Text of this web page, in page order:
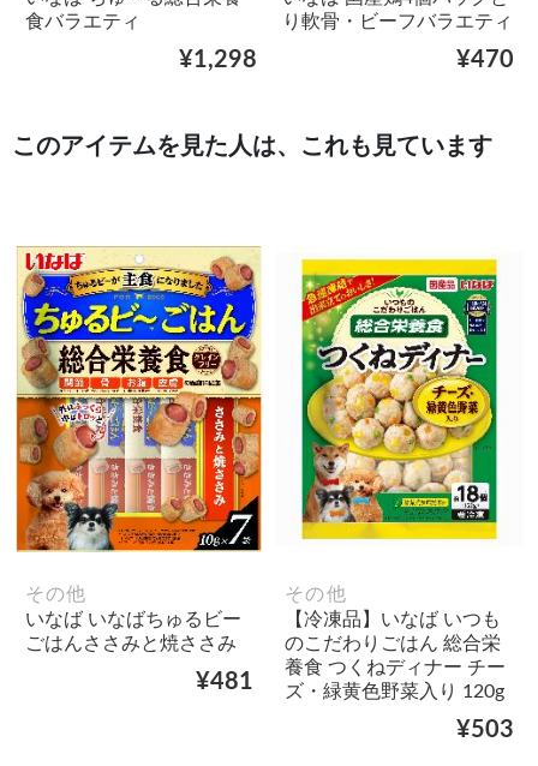
食バラエティ
¥1,298
り軟骨・ビーフバラエティ
¥470
このアイテムを見た人は、これも見ています
その他
いなば いなばちゅるビー
ごはんささみと焼ささみ
¥481
その他
【冷凍品】いなば いつも
のこだわりごはん 総合栄
養食 つくねディナー チー
ズ・緑黄色野菜入り 120g
¥503